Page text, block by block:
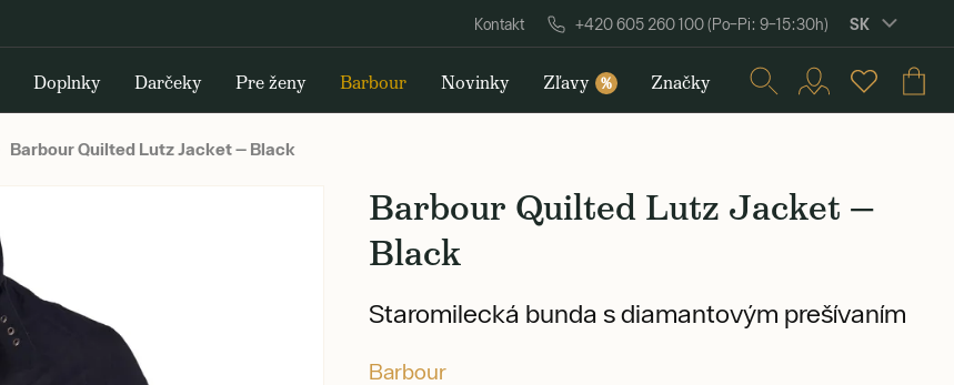
Kontakt +420 605 260 100 (Po–Pi: 9–15:30h) SK
Doplnky Darčeky Pre ženy Barbour Novinky Zľavy % Značky
Barbour Quilted Lutz Jacket — Black
Barbour Quilted Lutz Jacket —
Black
Staromilecká bunda s diamantovým prešívaním
Barbour